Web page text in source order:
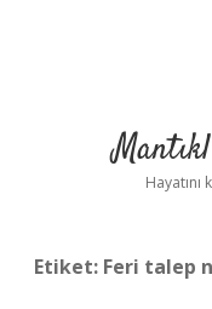
Etiket: Feri talep